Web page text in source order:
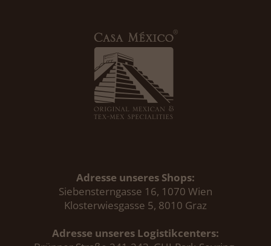
Adresse unseres Shops:
Siebensterngasse 16, 1070 Wien
Klosterwiesgasse 5, 8010 Graz
Adresse unseres Logistikcenters: